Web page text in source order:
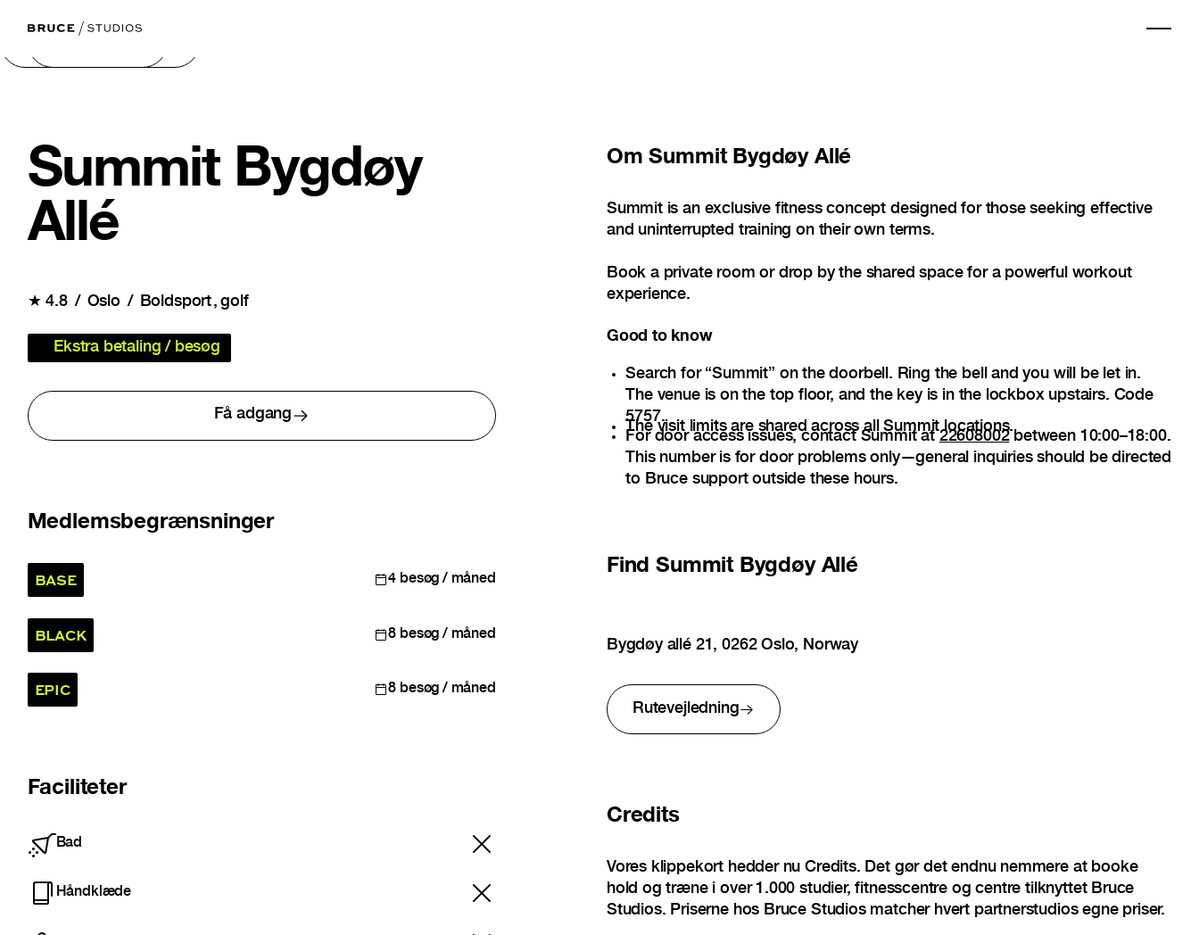
Summit Bygdøy
Allé
★4.8 Oslo Boldsport golf
Ekstra betaling / besøg
Få adgang
Medlemsbegrænsninger
BASE 4 besøg / måned
BLACK 8 besøg / måned
EPIC 8 besøg / måned
Faciliteter
Bad
Håndklæde
OmSummit Bygdøy Allé
Summit is an exclusive fitness concept designed for those seeking effective
and uninterrupted training on their own terms.
Book a private room or drop by the shared space for a powerful workout
experience.
Good to know
Search for “Summit” on the doorbell. Ring the bell and you will be let in.
The venue is on the top floor, and the key is in the lockbox upstairs. Code
5757.
The visit limits are shared across all Summit locations.
For door access issues, contact Summit at 22608002between 10:00–18:00.
This number is for door problems only—general inquiries should be directed
to Bruce support outside these hours.
FindSummit Bygdøy Allé
Bygdøy allé 21, 0262 Oslo, Norway
Rutevejledning
Credits
Vores klippekort hedder nu Credits. Det gør det endnu nemmere at booke
hold og træne i over 1.000 studier, fitnesscentre og centre tilknyttet Bruce
Studios. Priserne hos Bruce Studios matcher hvert partnerstudios egne priser.